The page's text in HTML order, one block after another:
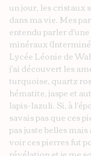
un jour, les cristaux
dans ma vie. Mes
entendu parler
minéraux
Lycée Léonie de
j'ai découvert les
turquoise, quartz
hématite, jaspe et
lapis-lazuli. Si, à
savais pas que ces
pas juste belles
voir ces pierres fut